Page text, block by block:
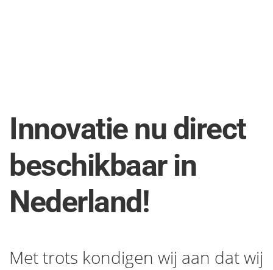
Innovatie nu direct
beschikbaar in
Nederland!
Met trots kondigen wij aan dat wij